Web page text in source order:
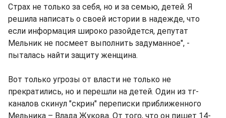
Страх не только за себя, но и за семью, детей. Я
решила написать о своей истории в надежде, что
если информация широко разойдется, депутат
Мельник не посмеет выполнить задуманное", -
пыталась найти защиту женщина.
Вот только угрозы от власти не только не
прекратились, но и перешли на детей. Один из тг-
каналов скинул "скрин" переписки приближенного
Мельника – Влада Жукова. От того, что он пишет 14-